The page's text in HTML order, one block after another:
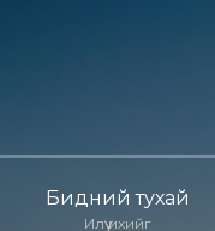
Бидний тухай
Илүү ихийг